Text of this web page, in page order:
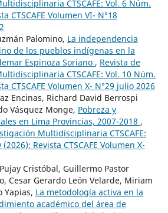
CTSCAFE: Vol. 6 Núm.
CTSCAFE Volumen VI- N°18
Palomino, La independencia
de los pueblos indígenas en la
Espinoza Soriano , Revista de
CTSCAFE: Vol. 10 Núm.
CTSCAFE Volumen X- N°29 julio 2026
Encinas, Richard David Berrospi
Vásquez Monge, Pobreza y
en Lima Provincias, 2007-2018 ,
Multidisciplinaria CTSCAFE:
Revista CTSCAFE Volumen X-
Cristóbal, Guillermo Pastor
Cesar Gerardo León Velarde, Miriam
Yapias, La metodología activa en la
académico del área de